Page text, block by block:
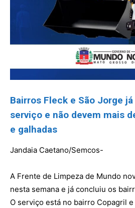
Bairros Fleck e São Jorge
serviço e não devem mais
e galhadas
Jandaia Caetano/Semcos-
A Frente de Limpeza de Mundo
nesta semana e já concluiu os
O serviço está no bairro Copagril